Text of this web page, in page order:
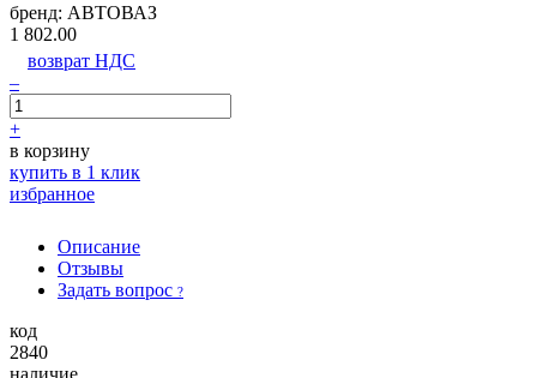
бренд: АВТОВАЗ
1 802.00
возврат НДС
–
+
в корзину
купить в 1 клик
избранное
Описание
Отзывы
Задать вопрос ?
код
2840
наличие